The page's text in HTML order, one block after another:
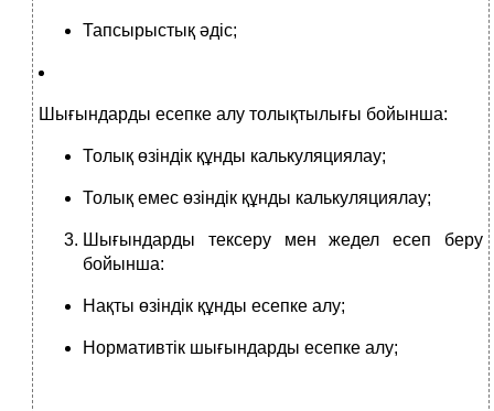
Тапсырыстық әдіс;
Шығындарды есепке алу толықтылығы бойынша:
Толық өзіндік құнды калькуляциялау;
Толық емес өзіндік құнды калькуляциялау;
Шығындарды тексеру мен жедел есеп беру
бойынша:
Нақты өзіндік құнды есепке алу;
Нормативтік шығындарды есепке алу;